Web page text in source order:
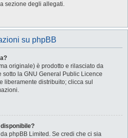
sezione degli allegati.
su phpBB
originale) è prodotto e rilasciato da
sotto la GNU General Public Licence
liberamente distribuito; clicca sul
phpBB Limited. Se credi che ci sia